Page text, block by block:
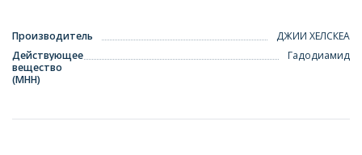
Производитель
ДЖИИ ХЕЛСКЕА
Действующее
вещество
(МНН)
Гадодиамид